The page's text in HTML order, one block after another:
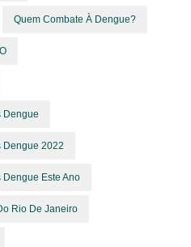
Quem Combate À Dengue?
Dengue
Dengue 2022
Este Ano
Rio De Janeiro